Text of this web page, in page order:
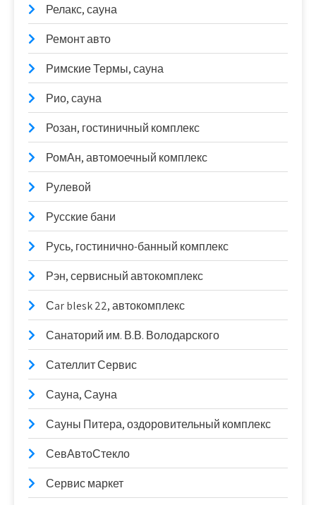
Релакс, сауна
Ремонт авто
Римские Термы, сауна
Рио, сауна
Розан, гостиничный комплекс
РомАн, автомоечный комплекс
Рулевой
Русские бани
Русь, гостинично-банный комплекс
Рэн, сервисный автокомплекс
Сar blesk 22, автокомплекс
Санаторий им. В.В. Володарского
Сателлит Сервис
Сауна, Сауна
Сауны Питера, оздоровительный комплекс
СевАвтоСтекло
Сервис маркет